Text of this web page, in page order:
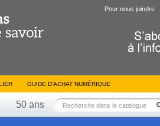
Pour nous joindre
GUIDE D’ACHAT NUMÉRIQUE
50 ans